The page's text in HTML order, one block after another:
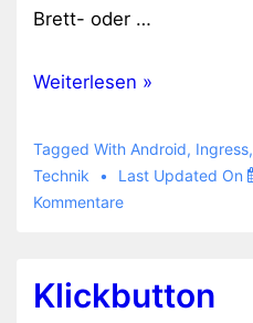
Brett- oder …
Ingress-
Weiterlesen »
Tagged With Android, Ingress,
Technik
Last Updated On
Kommentare
Klickbutton